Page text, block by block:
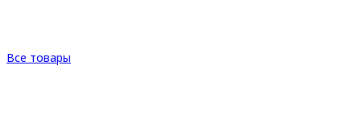
Все товары